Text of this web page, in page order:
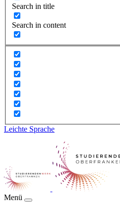
Search in title
Search in content
Leichte Sprache
Menü